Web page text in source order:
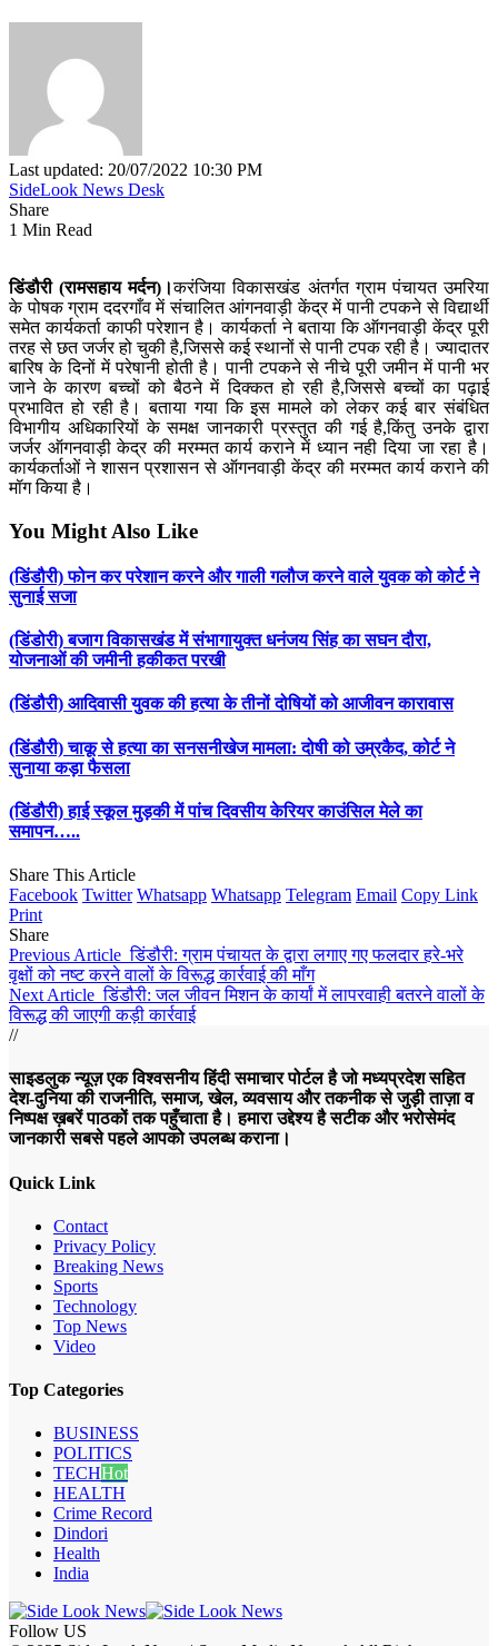
Last updated: 20/07/2022 10:30 PM
SideLook News Desk
Share
1 Min Read
डिंडौरी (रामसहाय मर्दन)।करंजिया विकासखंड अंतर्गत ग्राम पंचायत उमरिया
के पोषक ग्राम ददरगाँव में संचालित आंगनवाड़ी केंद्र में पानी टपकने से विद्यार्थी
समेत कार्यकर्ता काफी परेशान है। कार्यकर्ता ने बताया कि ऑगनवाड़ी केंद्र पूरी
तरह से छत जर्जर हो चुकी है,जिससे कई स्थानों से पानी टपक रही है। ज्यादातर
बारिष के दिनों में परेषानी होती है। पानी टपकने से नीचे पूरी जमीन में पानी भर
जाने के कारण बच्चों को बैठने में दिक्कत हो रही है,जिससे बच्चों का पढ़ाई
प्रभावित हो रही है। बताया गया कि इस मामले को लेकर कई बार संबंधित
विभागीय अधिकारियों के समक्ष जानकारी प्रस्तुत की गई है,किंतु उनके द्वारा
जर्जर ऑगनवाड़ी केद्र की मरम्मत कार्य कराने में ध्यान नही दिया जा रहा है।
कार्यकर्ताओं ने शासन प्रशासन से ऑगनवाड़ी केंद्र की मरम्मत कार्य कराने की
मॉग किया है।
You Might Also Like
(डिंडौरी) फोन कर परेशान करने और गाली गलौज करने वाले युवक को कोर्ट ने
सुनाई सजा
(डिंडोरी) बजाग विकासखंड में संभागायुक्त धनंजय सिंह का सघन दौरा,
योजनाओं की जमीनी हकीकत परखी
(डिंडौरी) आदिवासी युवक की हत्या के तीनों दोषियों को आजीवन कारावास
(डिंडौरी) चाकू से हत्या का सनसनीखेज मामला: दोषी को उम्रकैद, कोर्ट ने
सुनाया कड़ा फैसला
(डिंडौरी) हाई स्कूल मुड़की में पांच दिवसीय केरियर काउंसिल मेले का
समापन…..
Share This Article
Facebook Twitter Whatsapp Whatsapp Telegram Email Copy Link
Print
Share
Previous Article डिंडौरी: ग्राम पंचायत के द्वारा लगाए गए फलदार हरे-भरे
वृक्षों को नष्ट करने वालों के विरूद्ध कार्रवाई की माँग
Next Article डिंडौरी: जल जीवन मिशन के कार्यां में लापरवाही बतरने वालों के
विरूद्ध की जाएगी कड़ी कार्रवाई
//
साइडलुक न्यूज़ एक विश्वसनीय हिंदी समाचार पोर्टल है जो मध्यप्रदेश सहित
देश-दुनिया की राजनीति, समाज, खेल, व्यवसाय और तकनीक से जुड़ी ताज़ा व
निष्पक्ष ख़बरें पाठकों तक पहुँचाता है। हमारा उद्देश्य है सटीक और भरोसेमंद
जानकारी सबसे पहले आपको उपलब्ध कराना।
Quick Link
Contact
Privacy Policy
Breaking News
Sports
Technology
Top News
Video
Top Categories
BUSINESS
POLITICS
TECHHot
HEALTH
Crime Record
Dindori
Health
India
Follow US